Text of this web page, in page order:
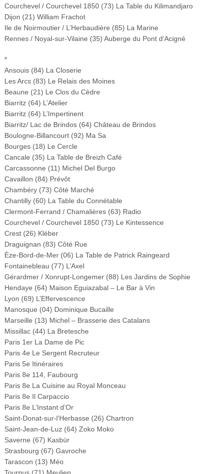
Courchevel / Courchevel 1850 (73) La Table du Kilimandjaro
Dijon (21) William Frachot
Ile de Noirmoutier / L’Herbaudière (85) La Marine
Rennes / Noyal-sur-Vilaine (35) Auberge du Pont d’Acigné
*
Ansouis (84) La Closerie
Les Arcs (83) Le Relais des Moines
Beaune (21) Le Clos du Cèdre
Biarritz (64) L’Atelier
Biarritz (64) L’Impertinent
Biarritz/ Lac de Brindos (64) Château de Brindos
Boulogne-Billancourt (92) Ma Sa
Bourges (18) Le Cercle
Cancale (35) La Table de Breizh Café
Carcassonne (11) Michel Del Burgo
Cavaillon (84) Prévôt
Chambéry (73) Côté Marché
Chantilly (60) La Table du Connétable
Clermont-Ferrand / Chamalières (63) Radio
Courchevel / Courchevel 1850 (73) Le Kintessence
Crest (26) Kléber
Draguignan (83) Côté Rue
Èze-Bord-de-Mer (06) La Table de Patrick Raingeard
Fontainebleau (77) L’Axel
Gérardmer / Xonrupt-Longemer (88) Les Jardins de Sophie
Hendaye (64) Maison Eguiazabal – Le Bar à Vin
Lyon (69) L’Effervescence
Manosque (04) Dominique Bucaille
Marseille (13) Michel – Brasserie des Catalans
Missillac (44) La Bretesche
Paris 1er La Dame de Pic
Paris 4e Le Sergent Recruteur
Paris 5e Itinéraires
Paris 8e 114, Faubourg
Paris 8e La Cuisine au Royal Monceau
Paris 8e Il Carpaccio
Paris 8e L’Instant d’Or
Saint-Donat-sur-l’Herbasse (26) Chartron
Saint-Jean-de-Luz (64) Zoko Moko
Saverne (67) Kasbür
Strasbourg (67) Gavroche
Tarascon (13) Méo
Tournus (71) Meulien